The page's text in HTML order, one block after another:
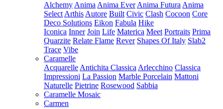
Alchemy Anima Anima Ever Anima Futura Anima
Select Arthis Autore Built Civic Clash Cocoon Core
Deco Solutions Eikon Fabula Hike
Iconica Inner Join Life Materica Meet Portraits Prima
Quarzite Relate Flame Rever Shapes Of Italy Slab2
Trace Vibe
Caramelle
Acquarelle Antichita Classica Arlecchino Classica
Impressioni La Passion Marble Porcelain Mattoni
Naturelle Pietrine Rosewood Sabbia
Caramelle Mosaic
Carmen